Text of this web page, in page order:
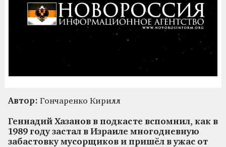
Автор: Гончаренко Кирилл
Геннадий Хазанов в подкасте вспомнил, как в
1989 году застал в Израиле многодневную
забастовку мусорщиков и пришёл в ужас от